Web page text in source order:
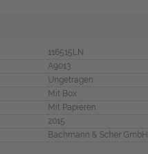
116515LN
A9013
Ungetragen
Mit Box
Mit Papieren
2015
Bachmann & Scher GmbH